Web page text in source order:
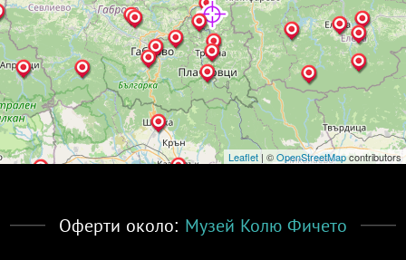
Leaflet | ©OpenStreetMapcontributors
Оферти около: Музей Колю Фичето